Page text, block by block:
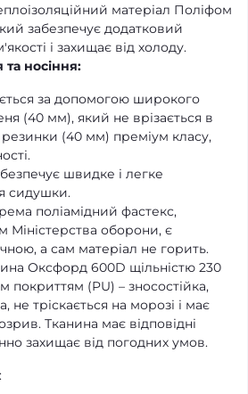
матеріал Поліфом
забезпечує додатковий
і захищає від холоду.
та носіння:
за допомогою широкого
(40 мм), який не врізається в
резинки (40 мм) преміум класу,
швидке і легке
сидушки.
поліамідний фастекс,
Міністерства оборони, є
а сам матеріал не горить.
Оксфорд 600D щільністю 230
покриттям (PU) – зносостійка,
не тріскається на морозі і має
Тканина має відповідні
захищає від погодних умов.
: